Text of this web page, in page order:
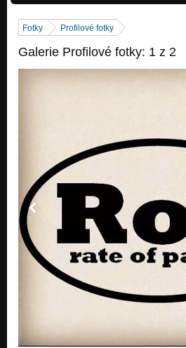
Fotky Profilové fotky
Galerie Profilové fotky: 1 z 2